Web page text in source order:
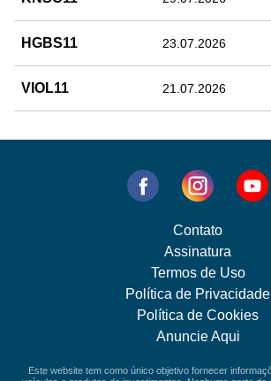
HGBS11 23.07.2026
VIOL11 21.07.2026
Contato
Assinatura
Termos de Uso
Política de Privacidade
Política de Cookies
Anuncie Aqui
Este website tem como único objetivo fornecer